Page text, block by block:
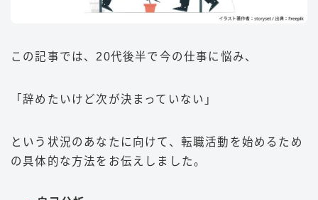
この記事では、20代後半で今の仕事に悩み、
「辞めたいけど次が決まっていない」
という状況のあなたに向けて、転職活動を始めるため
の具体的な方法をお伝えしました。